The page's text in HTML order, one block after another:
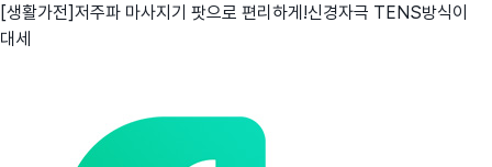
[생활가전]저주파 마사지기 팟으로 편리하게!신경자극 TENS방식이
대세